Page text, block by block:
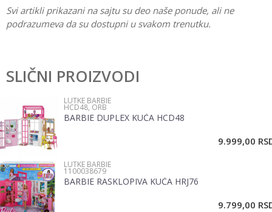
Svi artikli prikazani na sajtu su deo naše ponude, ali ne
podrazumeva da su dostupni u svakom trenutku.
Brend
Ime/Nadimak
Email
Poruka
SLIČNI PROIZVODI
LUTKE BARBIE
HCD48, ORB
BARBIE DUPLEX KUĆA HCD48
9.999,00
LUTKE BARBIE
1100038679
BARBIE RASKLOPIVA KUĆA HRJ76
9.799,00